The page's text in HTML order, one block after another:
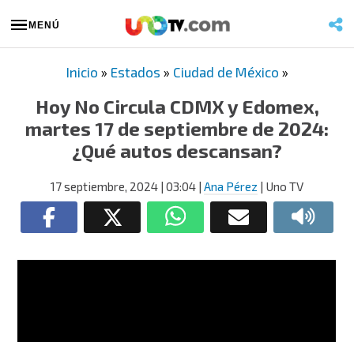
MENÚ
Inicio » Estados » Ciudad de México »
Hoy No Circula CDMX y Edomex,
martes 17 de septiembre de 2024:
¿Qué autos descansan?
17 septiembre, 2024 | 03:04 | Ana Pérez | Uno TV